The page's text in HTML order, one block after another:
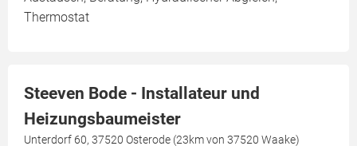
Thermostat
Steeven Bode - Installateur und
Heizungsbaumeister
Unterdorf 60, 37520 Osterode (23km von 37520 Waake)